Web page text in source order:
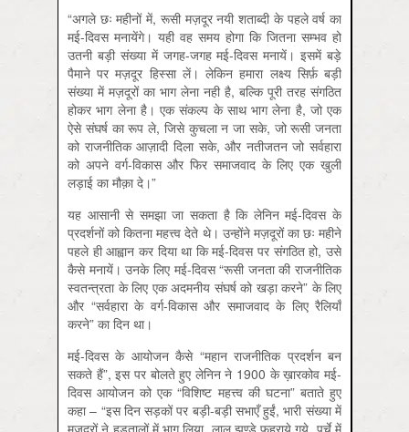
“अगले छः महीनों में, रूसी मज़दूर नयी शताब्दी के पहले वर्ष का
मई-दिवस मनायेंगे। यही वह समय होगा कि जितना सम्भव हो
उतनी बड़ी संख्या में जगह-जगह मई-दिवस मनायें। इसमें बड़े
पैमाने पर मज़दूर हिस्सा लें। लेकिन हमारा लक्ष्य सिर्फ़ बड़ी
संख्या में मज़दूरों का भाग लेना नही है, बल्कि पूरी तरह संगठित
होकर भाग लेना है। एक संकल्प के साथ भाग लेना है, जो एक
ऐसे संघर्ष का रूप ले, जिसे कुचला न जा सके, जो रूसी जनता
को राजनीतिक आज़ादी दिला सके, और नतीजतन जो सर्वहारा
को अपने वर्ग-विकास और फिर समाजवाद के लिए एक खुली
लड़ाई का मौक़ा दे।”
यह आसानी से समझा जा सकता है कि लेनिन मई-दिवस के
प्रदर्शनों को कितना महत्त्व देते थे। उन्होंने मज़दूरों का छः महीने
पहले ही आह्वान कर दिया था कि मई-दिवस पर संगठित हो, उसे
कैसे मनायें। उनके लिए मई-दिवस “रूसी जनता की राजनीतिक
स्वतन्त्रता के लिए एक अदमनीय संघर्ष को खड़ा करने” के लिए
और “सर्वहारा के वर्ग-विकास और समाजवाद के लिए रैलियाँ
करने” का दिन था।
मई-दिवस के आयोजन कैसे “महान राजनीतिक प्रदर्शन बन
सकते हैं”, इस पर बोलते हुए लेनिन ने 1900 के ख़ारकोव मई-
दिवस आयोजन को एक “विशिष्ट महत्त्व की घटना” बताते हुए
कहा – “इस दिन सड़कों पर बड़ी-बड़ी सभाएँ हुईं, भारी संख्या में